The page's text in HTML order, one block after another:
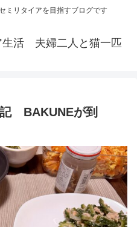
ミリタイアを目指すブログです
生活 夫婦二人と猫一匹
BAKUNEが到